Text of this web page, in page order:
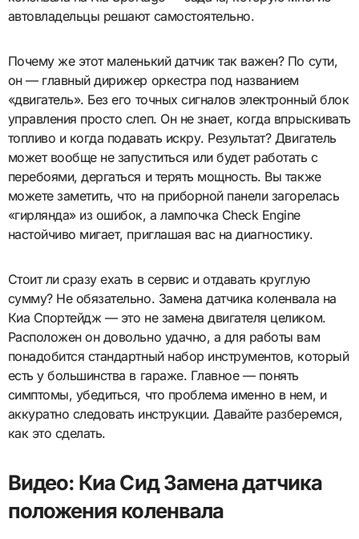
автовладельцы решают самостоятельно.
Почему же этот маленький датчик так важен? По сути,
он — главный дирижер оркестра под названием
«двигатель». Без его точных сигналов электронный блок
управления просто слеп. Он не знает, когда впрыскивать
топливо и когда подавать искру. Результат? Двигатель
может вообще не запуститься или будет работать с
перебоями, дергаться и терять мощность. Вы также
можете заметить, что на приборной панели загорелась
«гирлянда» из ошибок, а лампочка Check Engine
настойчиво мигает, приглашая вас на диагностику.
Стоит ли сразу ехать в сервис и отдавать круглую
сумму? Не обязательно. Замена датчика коленвала на
Киа Спортейдж — это не замена двигателя целиком.
Расположен он довольно удачно, а для работы вам
понадобится стандартный набор инструментов, который
есть у большинства в гараже. Главное — понять
симптомы, убедиться, что проблема именно в нем, и
аккуратно следовать инструкции. Давайте разберемся,
как это сделать.
Видео: Киа Сид Замена датчика
положения коленвала